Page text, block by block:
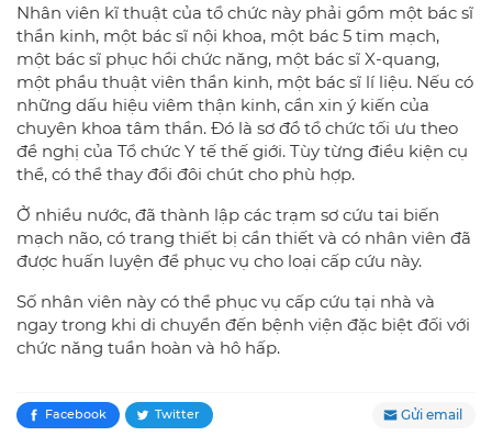
Nhân viên kĩ thuật của tổ chức này phải gồm một bác sĩ
thần kinh, một bác sĩ nội khoa, một bác 5 tim mạch,
một bác sĩ phục hồi chức năng, một bác sĩ X-quang,
một phầu thuật viên thần kinh, một bác sĩ lí liệu. Nếu có
những dấu hiệu viêm thận kinh, cần xin ý kiến của
chuyên khoa tâm thần. Đó là sơ đồ tổ chức tối ưu theo
đề nghị của Tổ chức Y tế thế giới. Tùy từng điều kiện cụ
thể, có thể thay đổi đôi chút cho phù hợp.
Ở nhiều nước, đã thành lập các trạm sơ cứu tai biến
mạch não, có trang thiết bị cần thiết và có nhân viên đã
được huấn luyện để phục vụ cho loại cấp cứu này.
Số nhân viên này có thể phục vụ cấp cứu tại nhà và
ngay trong khi di chuyển đến bệnh viện đặc biệt đối với
chức năng tuần hoàn và hô hấp.
Facebook Twitter Gửi email